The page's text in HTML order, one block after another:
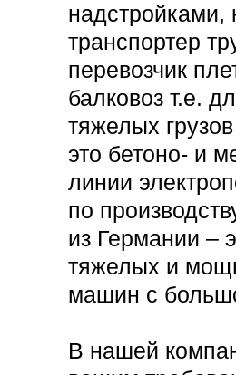
надстройками,
транспортер
перевозчик
балковоз т.е.
тяжелых
это бетоно- и
линии
по
из Германии –
тяжелых и
машин с
В нашей